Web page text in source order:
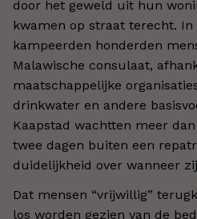
door het geweld uit hun
kwamen op straat terecht. In
kampeerden honderden
Malawische consulaat,
maatschappelijke
drinkwater en andere
Kaapstad wachtten meer
twee dagen buiten een
duidelijkheid over wanneer
Dat mensen “vrijwillig”
los worden gezien van de